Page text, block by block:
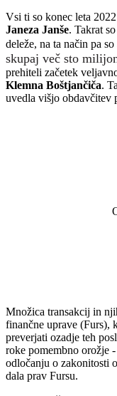
Vsi ti so konec leta
Janeza Janše. Takrat
deleže, na ta način pa
skupaj več sto
prehiteli začetek
Klemna Boštjančiča.
uvedla višjo obdavčitev
Množica transakcij in
finančne uprave (Furs),
preverjati ozadje teh
roke pomembno orožje
odločanju o zakonitosti
dala prav Fursu.